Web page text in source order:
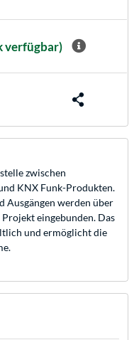
verfügbar)
zwischen
KNX Funk-Produkten.
Ausgängen werden über
eingebunden. Das
und ermöglicht die